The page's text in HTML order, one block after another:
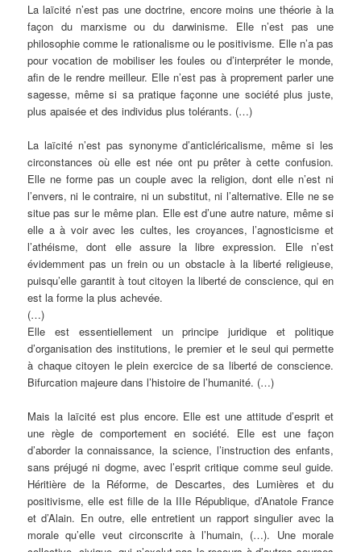
La laïcité n’est pas une doctrine, encore moins une théorie à la
façon du marxisme ou du darwinisme. Elle n’est pas une
philosophie comme le rationalisme ou le positivisme. Elle n’a pas
pour vocation de mobiliser les foules ou d’interpréter le monde,
afin de le rendre meilleur. Elle n’est pas à proprement parler une
sagesse, même si sa pratique façonne une société plus juste,
plus apaisée et des individus plus tolérants. (…)
La laïcité n’est pas synonyme d’anticléricalisme, même si les
circonstances où elle est née ont pu prêter à cette confusion.
Elle ne forme pas un couple avec la religion, dont elle n’est ni
l’envers, ni le contraire, ni un substitut, ni l’alternative. Elle ne se
situe pas sur le même plan. Elle est d’une autre nature, même si
elle a à voir avec les cultes, les croyances, l’agnosticisme et
l’athéisme, dont elle assure la libre expression. Elle n’est
évidemment pas un frein ou un obstacle à la liberté religieuse,
puisqu’elle garantit à tout citoyen la liberté de conscience, qui en
est la forme la plus achevée.
(…)
Elle est essentiellement un principe juridique et politique
d’organisation des institutions, le premier et le seul qui permette
à chaque citoyen le plein exercice de sa liberté de conscience.
Bifurcation majeure dans l’histoire de l’humanité. (…)
Mais la laïcité est plus encore. Elle est une attitude d’esprit et
une règle de comportement en société. Elle est une façon
d’aborder la connaissance, la science, l’instruction des enfants,
sans préjugé ni dogme, avec l’esprit critique comme seul guide.
Héritière de la Réforme, de Descartes, des Lumières et du
positivisme, elle est fille de la IIIe République, d’Anatole France
et d’Alain. En outre, elle entretient un rapport singulier avec la
morale qu’elle veut circonscrite à l’humain, (…). Une morale